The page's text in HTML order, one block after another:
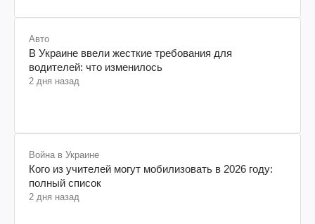
Авто
В Украине ввели жесткие требования для
водителей: что изменилось
2 дня назад
Война в Украине
Кого из учителей могут мобилизовать в 2026 году:
полный список
2 дня назад